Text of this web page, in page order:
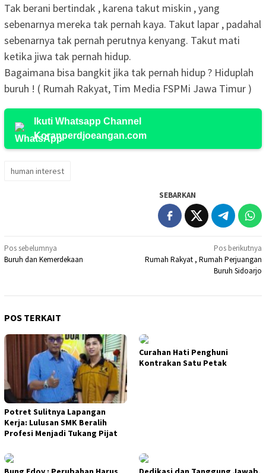
Tak berani bertindak , karena takut miskin , yang
sebenarnya mereka tak pernah kaya. Takut lapar , padahal
sebenarnya tak pernah perutnya kenyang. Takut mati
ketika jiwa tak pernah hidup.
Bagaimana bisa bangkit jika tak pernah hidup ? Hiduplah
buruh ! ( Rumah Rakyat, Tim Media FSPMi Jawa Timur )
Ikuti Whatsapp Channel
Koranperdjoeangan.com
human interest
SEBARKAN
Navigasi
pos
Pos sebelumnya
Buruh dan Kemerdekaan
Pos berikutnya
Rumah Rakyat , Rumah Perjuangan
Buruh Sidoarjo
POS TERKAIT
Potret Sulitnya Lapangan
Kerja: Lulusan SMK Beralih
Profesi Menjadi Tukang Pijat
Curahan Hati Penghuni
Kontrakan Satu Petak